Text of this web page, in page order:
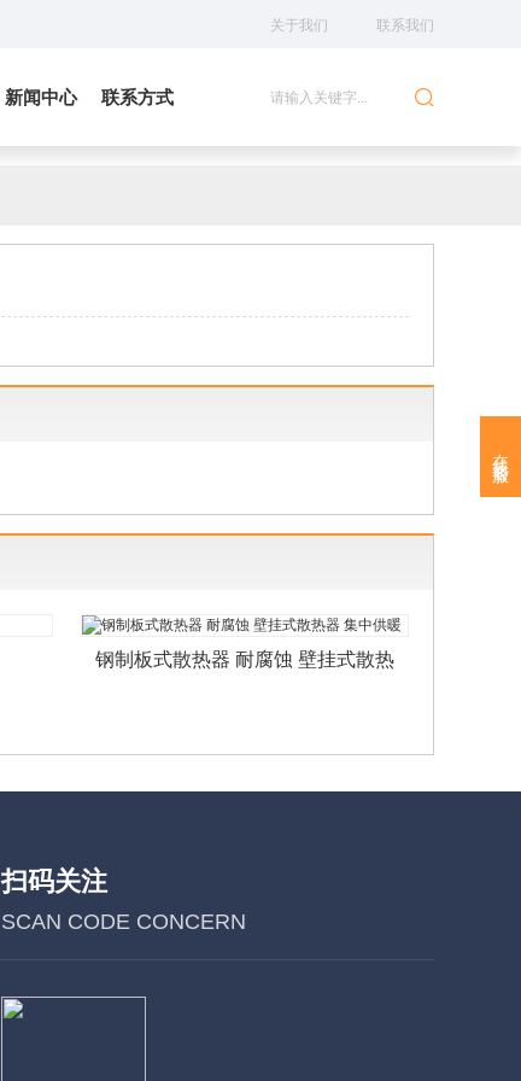
关于我们 联系我们
新闻中心 联系方式 
钢制板式散热器 耐腐蚀 壁挂式散热
扫码关注
SCAN CODE CONCERN
